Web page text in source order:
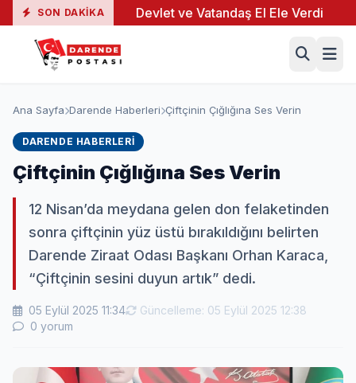
SON DAKIKA
● Devlet ve Vatandaş El Ele Verdi ●
Ana Sayfa Darende Haberleri Çiftçinin Çığlığına Ses Verin
DARENDE HABERLERI
Çiftçinin Çığlığına Ses Verin
12 Nisan’da meydana gelen don felaketinden
sonra çiftçinin yüz üstü bırakıldığını belirten
Darende Ziraat Odası Başkanı Orhan Karaca,
“Çiftçinin sesini duyun artık” dedi.
05 Eylül 2025 11:34
Güncelleme: 05 Eylül 2025 12:38
0 yorum